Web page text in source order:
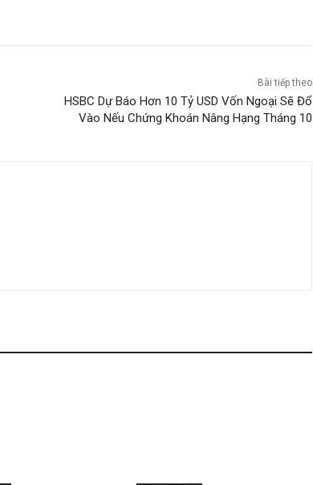
Bài tiếp theo
HSBC Dự Báo Hơn 10 Tỷ USD Vốn Ngoại Sẽ Đổ
Vào Nếu Chứng Khoán Nâng Hạng Tháng 10